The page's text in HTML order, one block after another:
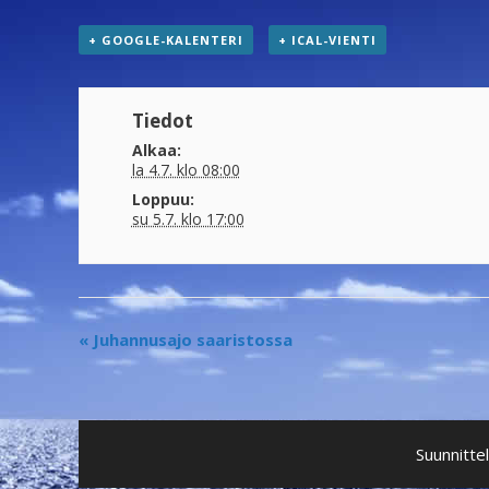
+ GOOGLE-KALENTERI + ICAL-VIENTI
Tiedot
Alkaa:
la 4.7. klo 08:00
Loppuu:
su 5.7. klo 17:00
« Juhannusajo saaristossa